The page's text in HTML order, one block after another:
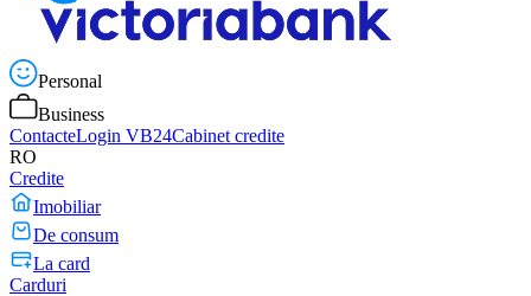
Personal
Business
ContacteLogin VB24Cabinet credite
RO
Credite
Imobiliar
De consum
La card
Carduri